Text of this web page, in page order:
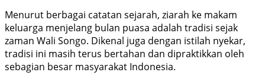
Menurut berbagai catatan sejarah, ziarah ke makam
keluarga menjelang bulan puasa adalah tradisi sejak
zaman Wali Songo. Dikenal juga dengan istilah nyekar,
tradisi ini masih terus bertahan dan dipraktikkan oleh
sebagian besar masyarakat Indonesia.